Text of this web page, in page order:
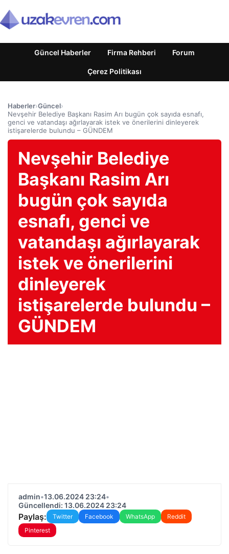
Güncel Haberler Firma Rehberi Forum
Çerez Politikası
Haberler›Güncel›
Nevşehir Belediye Başkanı Rasim Arı bugün çok sayıda esnafı,
genci ve vatandaşı ağırlayarak istek ve önerilerini dinleyerek
istişarelerde bulundu – GÜNDEM
Nevşehir Belediye
Başkanı Rasim Arı
bugün çok sayıda
esnafı, genci ve
vatandaşı ağırlayarak
istek ve önerilerini
dinleyerek
istişarelerde bulundu –
GÜNDEM
admin•13.06.2024 23:24•
Güncellendi: 13.06.2024 23:24
Paylaş: Twitter Facebook WhatsApp
Reddit
Pinterest